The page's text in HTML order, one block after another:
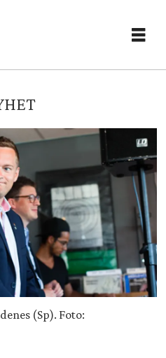
(Sp). Foto: